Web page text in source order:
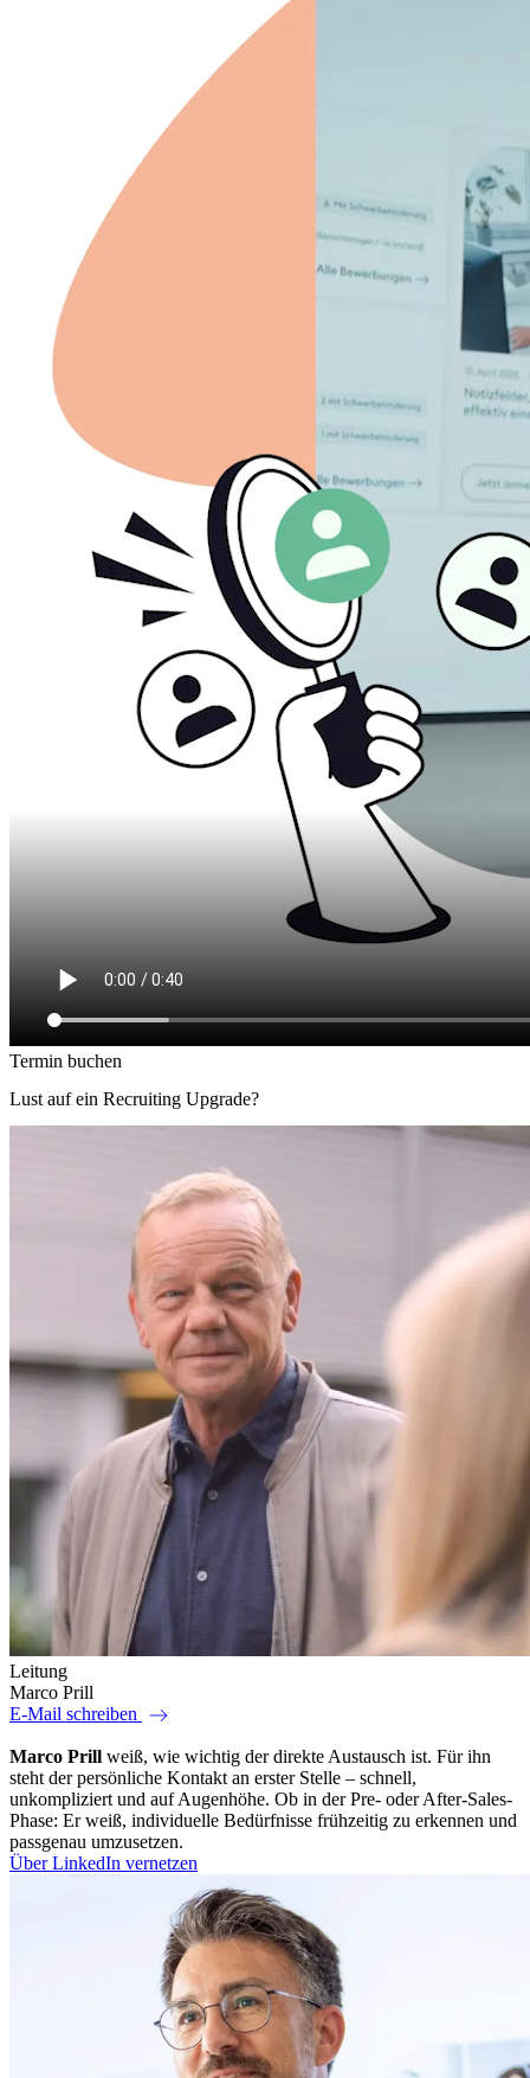
Termin buchen
Lust auf ein Recruiting Upgrade?
Leitung
Marco Prill
E-Mail schreiben
east
Marco Prill weiß, wie wichtig der direkte Austausch ist. Für ihn
steht der persönliche Kontakt an erster Stelle – schnell,
unkompliziert und auf Augenhöhe. Ob in der Pre- oder After-Sales-
Phase: Er weiß, individuelle Bedürfnisse frühzeitig zu erkennen und
passgenau umzusetzen.
Über LinkedIn vernetzen